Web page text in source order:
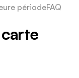
périodeFAQ